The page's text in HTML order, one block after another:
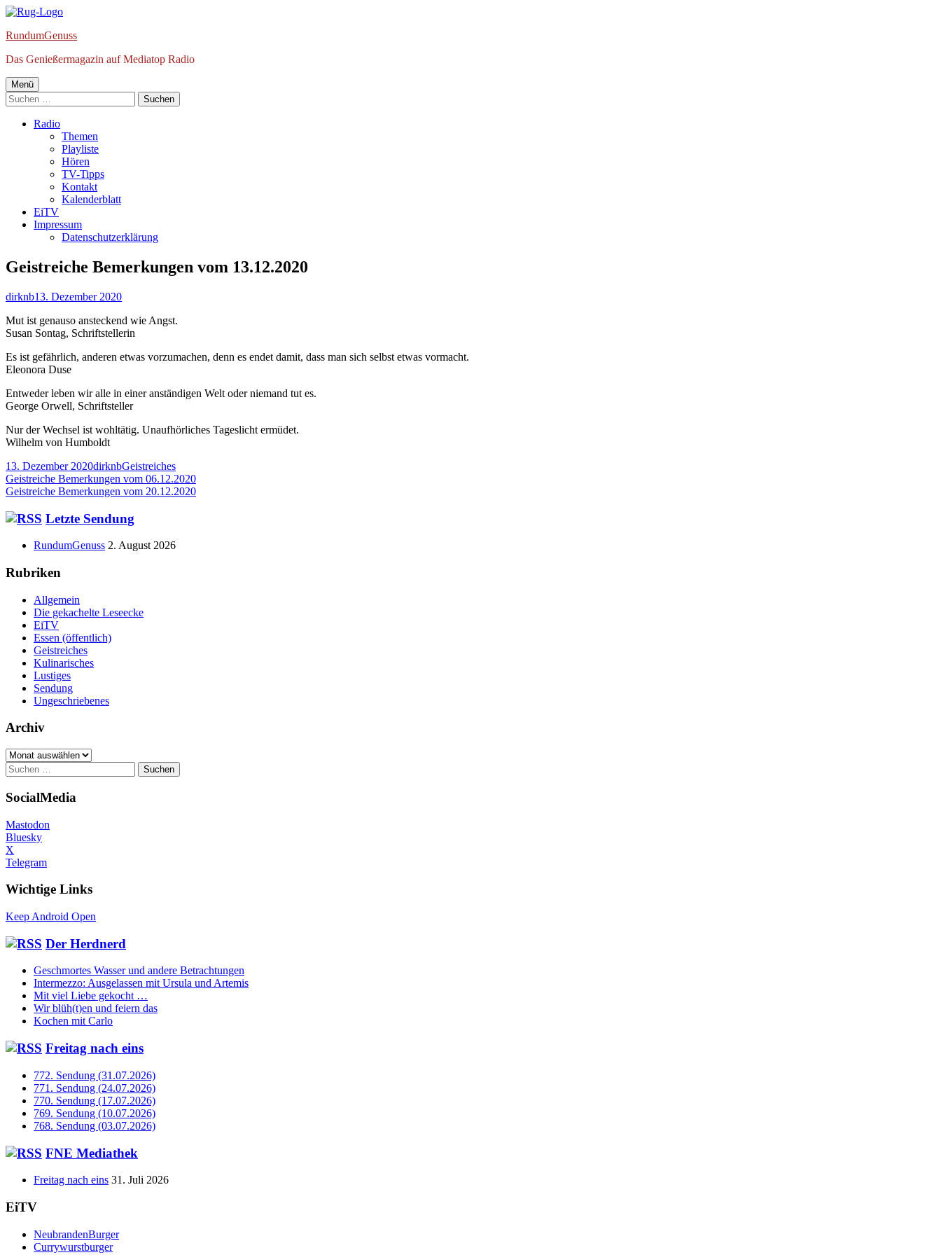
Springe
Inhalt
RundumGenuss
Das Genießermagazin auf Mediatop Radio
Primäres
Menü
Menü
Suchen
nach:
Radio
Themen
Playliste
Hören
TV-Tipps
Kontakt
Kalenderblatt
EiTV
Impressum
Datenschutzerklärung
Geistreiche Bemerkungen vom 13.12.2020
Autor
dirknbVeröffentlicht
13. Dezember 2020
Mut ist genauso ansteckend wie Angst.
Susan Sontag, Schriftstellerin
Es ist gefährlich, anderen etwas vorzumachen, denn es endet damit, dass man sich selbst etwas vormacht.
Eleonora Duse
Entweder leben wir alle in einer anständigen Welt oder niemand tut es.
George Orwell, Schriftsteller
Nur der Wechsel ist wohltätig. Unaufhörliches Tageslicht ermüdet.
Wilhelm von Humboldt
Veröffentlicht
am
13. Dezember 2020Autor
dirknbKategorien
Geistreiches
Beitragsnavigation
Vorheriger
Beitrag:
Geistreiche Bemerkungen vom 06.12.2020
Nächster
Geistreiche Bemerkungen vom 20.12.2020
Haupt-
Seitenleiste
Letzte Sendung
RundumGenuss 2. August 2026
Rubriken
Allgemein
Die gekachelte Leseecke
EiTV
Essen (öffentlich)
Geistreiches
Kulinarisches
Lustiges
Sendung
Ungeschriebenes
Archiv
Archiv
Suchen
nach:
SocialMedia
Mastodon
Bluesky
X
Telegram
Wichtige Links
Keep Android Open
Der Herdnerd
Geschmortes Wasser und andere Betrachtungen
Intermezzo: Ausgelassen mit Ursula und Artemis
Mit viel Liebe gekocht …
Wir blüh(t)en und feiern das
Kochen mit Carlo
Freitag nach eins
772. Sendung (31.07.2026)
771. Sendung (24.07.2026)
770. Sendung (17.07.2026)
769. Sendung (10.07.2026)
768. Sendung (03.07.2026)
FNE Mediathek
Freitag nach eins 31. Juli 2026
EiTV
NeubrandenBurger
Currywurstburger